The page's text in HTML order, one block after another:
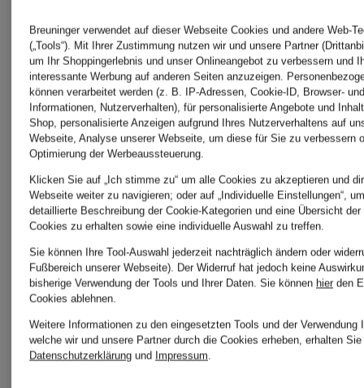
Westen und Hosen,
die sich vielseitig
kombinieren lassen.
Optimale Bekleidung
für unterschiedliche
Sportarten
Breuninger verwendet auf dieser Webseite Cookies und andere Web-
(„Tools“). Mit Ihrer Zustimmung nutzen wir und unsere Partner
um Ihr Shoppingerlebnis und unser Onlineangebot zu verbessern und
interessante Werbung auf anderen Seiten anzuzeigen.
können verarbeitet werden (z. B. IP-Adressen, Cookie-ID, Browser-
Informationen, Nutzerverhalten), für personalisierte Angebote und
Shop, personalisierte Anzeigen aufgrund Ihres Nutzerverhaltens auf
Webseite, Analyse unserer Webseite, um diese für Sie zu verbessern
Optimierung der Werbeaussteuerung.
Klicken Sie auf „Ich stimme zu“ um alle Cookies zu akzeptieren und
Webseite weiter zu navigieren; oder auf „Individuelle Einstellungen“,
detaillierte Beschreibung der Cookie-Kategorien und eine Übersicht
Cookies zu erhalten sowie eine individuelle Auswahl zu treffen.
Sie können Ihre Tool-Auswahl jederzeit nachträglich ändern oder
Fußbereich unserer Webseite). Der Widerruf hat jedoch keine
bisherige Verwendung der Tools und Ihrer Daten. Sie können hier den
Cookies ablehnen.
Weitere Informationen zu den eingesetzten Tools und der Verwendung
welche wir und unsere Partner durch die Cookies erheben, erhalten
Datenschutzerklärung und Impressum.